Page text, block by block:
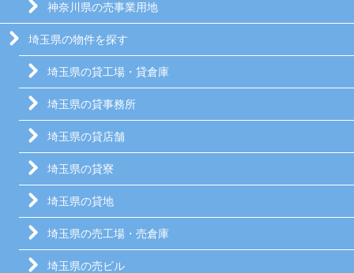
神奈川県の売事業用地
埼玉県の物件を探す
埼玉県の貸工場・貸倉庫
埼玉県の貸事務所
埼玉県の貸店舗
埼玉県の貸寮
埼玉県の貸地
埼玉県の売工場・売倉庫
埼玉県の売ビル